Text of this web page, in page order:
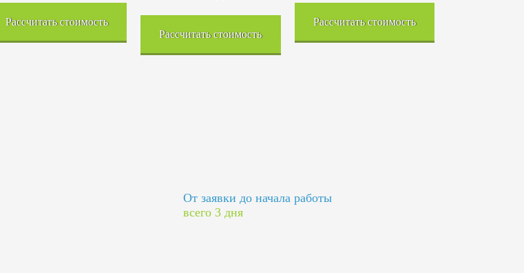
Рассчитать стоимость
Рассчитать стоимость
Рассчитать стоимость
От заявки до начала работы
всего 3 дня